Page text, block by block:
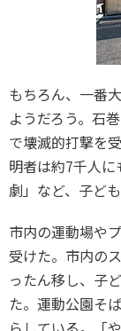
スポーツ・
スポーツボラ
スポーツ政策
健康とスポー
自治体との連携
各教育機関と
スポーツ振興
【動画】ス
もちろん、一番
ようだろう。石
で壊滅的打撃を
明者は約7千人
劇」など、子ど
市内の運動場や
受けた。市内の
ったん移し、子
た。運動公園そ